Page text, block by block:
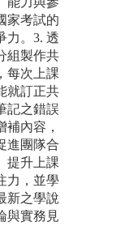
研討
:財經法律
家考試的
力。3. 透
組製作共
每次上課
就訂正共
記之錯誤
補內容，
進團隊合
提升上課
力，並學
新之學說
與實務見